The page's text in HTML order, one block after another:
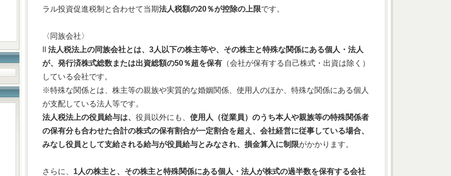
ラル投資促進税制と合わせて当期法人税額の20％が控除の上限です。
〈同族会社〉
法人税法上の同族会社とは、3人以下の株主等や、その株主と特殊な関係にある個人・法人
が、発行済株式総数または出資総額の50％超を保有（会社が保有する自己株式・出資は除く）
している会社です。
※特殊な関係とは、株主等の親族や実質的な婚姻関係、使用人のほか、特殊な関係にある個人
が支配している法人等です。
法人税法上の役員給与は、 役員以外にも、 使用人（従業員）のうち本人や親族等の特殊関係者
の保有分も合わせた合計の株式の保有割合が一定割合を超え、会社経営に従事している場合、
みなし役員として支給される給与が役員給与とみなされ、損金算入に制限がかかります。
さらに、 1人の株主と、その株主と特殊関係にある個人・法人が株式の過半数を保有する会社